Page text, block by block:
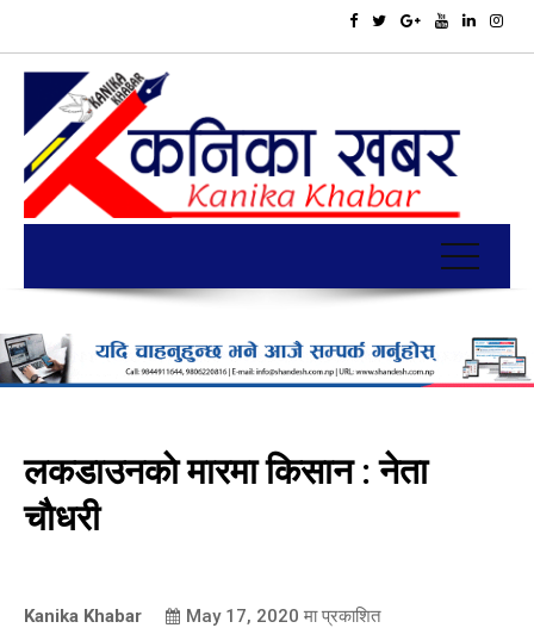
लकडाउनकाे मारमा किसान : नेता
चाैधरी
Kanika Khabar May 17, 2020 मा प्रकाशित